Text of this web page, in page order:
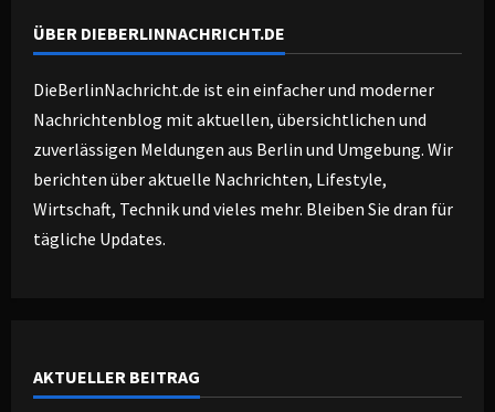
ÜBER DIEBERLINNACHRICHT.DE
DieBerlinNachricht.de ist ein einfacher und moderner
Nachrichtenblog mit aktuellen, übersichtlichen und
zuverlässigen Meldungen aus Berlin und Umgebung. Wir
berichten über aktuelle Nachrichten, Lifestyle,
Wirtschaft, Technik und vieles mehr. Bleiben Sie dran für
tägliche Updates.
AKTUELLER BEITRAG